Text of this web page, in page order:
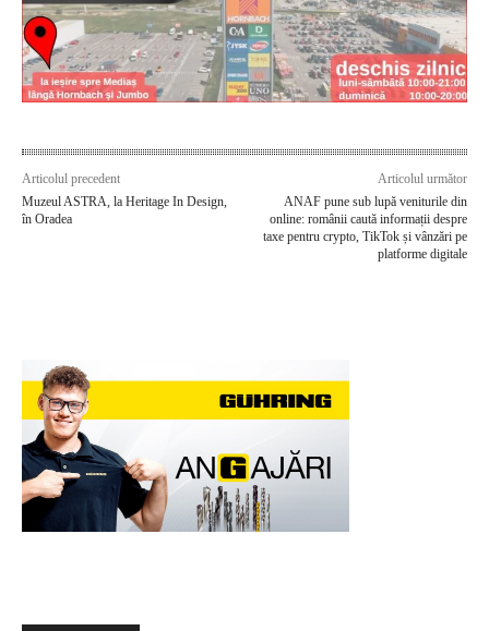
Articolul precedent
Muzeul ASTRA, la Heritage In Design,
în Oradea
Articolul următor
ANAF pune sub lupă veniturile din
online: românii caută informații despre
taxe pentru crypto, TikTok și vânzări pe
platforme digitale